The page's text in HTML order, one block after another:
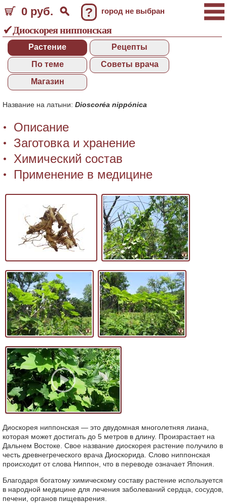
0 руб. ? город не выбран
Диоскорея ниппонская
Растение
Рецепты
По теме
Советы врача
Магазин
Название на латыни: Dioscoréa nippónica
Описание
Заготовка и хранение
Химический состав
Применение в медицине
Диоскорея ниппонская — это двудомная многолетняя лиана,
которая может достигать до 5 метров в длину. Произрастает на
Дальнем Востоке. Свое название диоскорея растение получило в
честь древнегреческого врача Диоскорида. Слово ниппонская
происходит от слова Ниппон, что в переводе означает Япония.
Благодаря богатому химическому составу растение используется
в народной медицине для лечения заболеваний сердца, сосудов,
печени, органов пищеварения.